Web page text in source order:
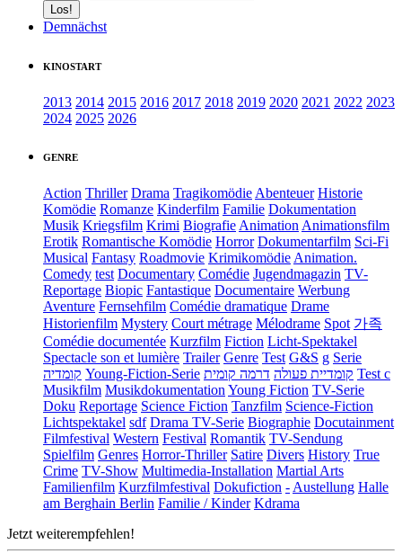
Demnächst
KINOSTART
2013 2014 2015 2016 2017 2018 2019 2020 2021 2022 2023
2024 2025 2026
GENRE
Action Thriller Drama TragikomödieAbenteuer Historie
Komödie Romanze Kinderfilm Familie Dokumentation
Musik Kriegsfilm Krimi BiografieAnimationAnimationsfilm
Erotik Romantische Komödie Horror Dokumentarfilm Sci-Fi
Musical Fantasy Roadmovie KrimikomödieAnimation.
Comedy test Documentary Comédie Jugendmagazin TV-
Reportage Biopic Fantastique Documentaire Werbung
Aventure Fernsehfilm Comédie dramatique Drame
Historienfilm Mystery Court métrage Mélodrame Spot 가족
Comédie documentée Kurzfilm Fiction Licht-Spektakel
Spectacle son et lumière Trailer Genre Test G&S g Serie
קומדיה Young-Fiction-Serie קומדיית פעולה דרמה קומית
Test c
Musikfilm MusikdokumentationYoung Fiction TV-Serie
Doku Reportage Science Fiction Tanzfilm Science-Fiction
Lichtspektakel sdf Drama TV-Serie Biographie Docutainment
Filmfestival Western Festival Romantik TV-Sendung
Spielfilm Genres Horror-Thriller Satire Divers History True
Crime TV-Show Multimedia-Installation Martial Arts
Familienfilm Kurzfilmfestival Dokufiction -Austellung Halle
am Berghain Berlin Familie / Kinder Kdrama
Jetzt weiterempfehlen!